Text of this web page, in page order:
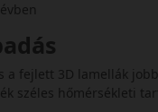
fejlett 3D lamellák
széles hőmérsékleti